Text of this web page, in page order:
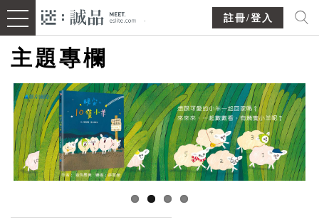
註冊/登入
主題專欄